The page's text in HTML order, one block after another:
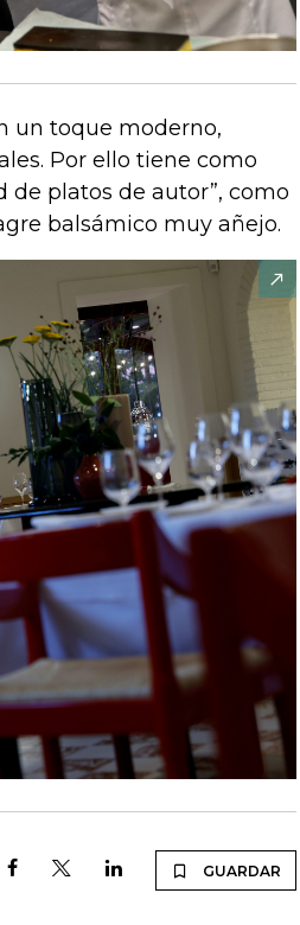
un toque moderno,
Por ello tiene como
de platos de autor”, como
balsámico muy añejo.
GUARDAR